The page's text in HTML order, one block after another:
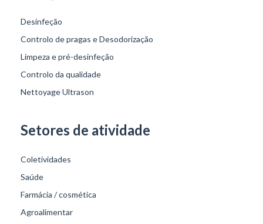
Desinfeção
Controlo de pragas e Desodorização
Limpeza e pré-desinfeção
Controlo da qualidade
Nettoyage Ultrason
Setores de atividade
Coletividades
Saúde
Farmácia / cosmética
Agroalimentar